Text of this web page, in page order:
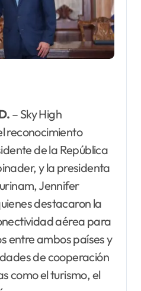
– Sky High
reconocimiento
de la República
y la presidenta
Jennifer
destacaron la
aérea para
entre ambos países y
de cooperación
como el turismo, el